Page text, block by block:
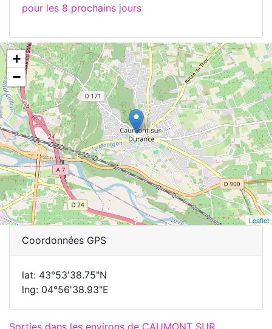
pour les 8 prochains jours
+
−
Leaflet
Coordonnées GPS
lat: 43°53'38.75"N
lng: 04°56'38.93"E
Sorties dans les environs de CAUMONT SUR